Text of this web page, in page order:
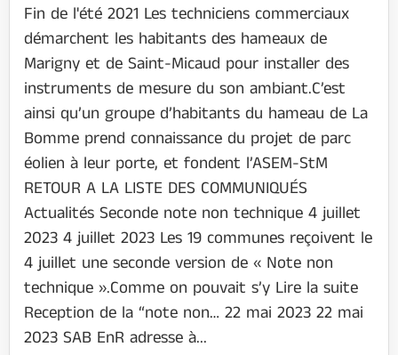
Fin de l'été 2021 Les techniciens commerciaux
démarchent les habitants des hameaux de
Marigny et de Saint-Micaud pour installer des
instruments de mesure du son ambiant.C’est
ainsi qu’un groupe d’habitants du hameau de La
Bomme prend connaissance du projet de parc
éolien à leur porte, et fondent l’ASEM-StM
RETOUR A LA LISTE DES COMMUNIQUÉS
Actualités Seconde note non technique 4 juillet
2023 4 juillet 2023 Les 19 communes reçoivent le
4 juillet une seconde version de « Note non
technique ».Comme on pouvait s’y Lire la suite
Reception de la “note non… 22 mai 2023 22 mai
2023 SAB EnR adresse à...